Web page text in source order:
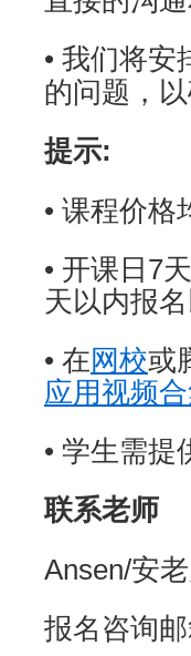
• 我们将安
的问题，
提示:
• 课程价格
• 开课日7
天以内报
• 在网校或
应用视频
• 学生需提
联系老师
Ansen/安
报名咨询